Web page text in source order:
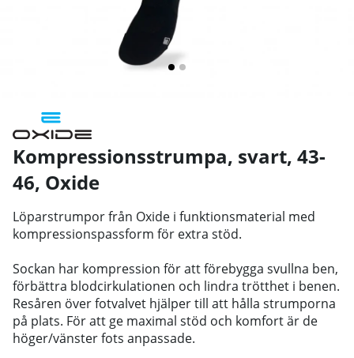
Kompressionsstrumpa, svart, 43-
46, Oxide
Löparstrumpor från Oxide i funktionsmaterial med
kompressionspassform för extra stöd.
Sockan har kompression för att förebygga svullna ben,
förbättra blodcirkulationen och lindra trötthet i benen.
Resåren över fotvalvet hjälper till att hålla strumporna
på plats. För att ge maximal stöd och komfort är de
höger/vänster fots anpassade.